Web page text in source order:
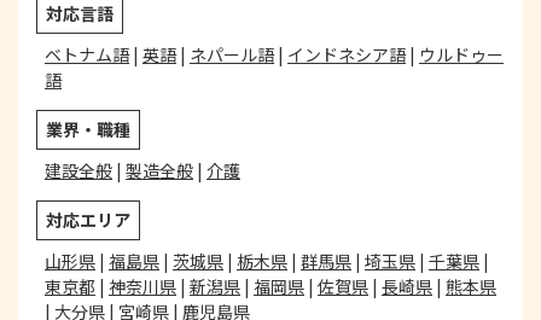
対応言語
ベトナム語| 英語| ネパール語| インドネシア語| ウルドゥー
語
業界・職種
建設全般 | 製造全般 | 介護
対応エリア
山形県 | 福島県 | 茨城県 | 栃木県 | 群馬県 | 埼玉県 | 千葉県 |
東京都 | 神奈川県 | 新潟県 | 福岡県 | 佐賀県 | 長崎県 | 熊本県
| 大分県 | 宮崎県 | 鹿児島県